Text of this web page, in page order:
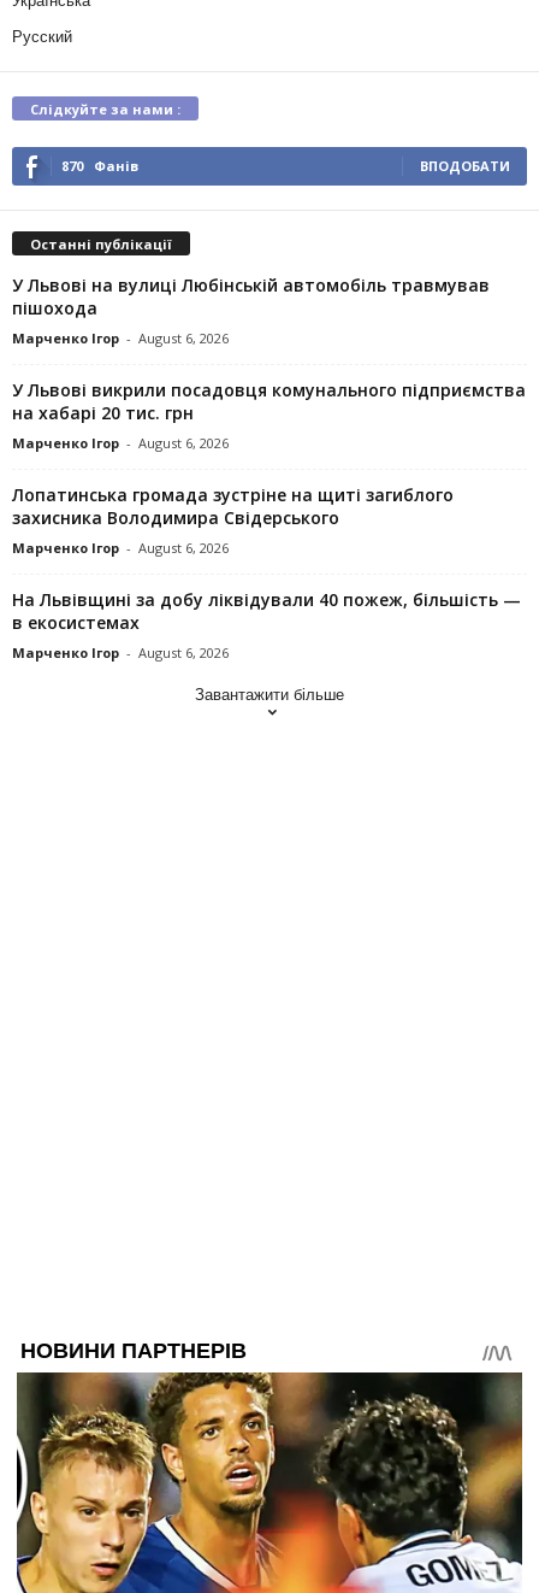
Русский
Слідкуйте за нами :
870 Фанів ВПОДОБАТИ
Останні публікації
У Львові на вулиці Любінській автомобіль травмував
пішохода
Марченко Ігор - August 6, 2026
У Львові викрили посадовця комунального підприємства
на хабарі 20 тис. грн
Марченко Ігор - August 6, 2026
Лопатинська громада зустріне на щиті загиблого
захисника Володимира Свідерського
Марченко Ігор - August 6, 2026
На Львівщині за добу ліквідували 40 пожеж, більшість —
в екосистемах
Марченко Ігор - August 6, 2026
Завантажити більше